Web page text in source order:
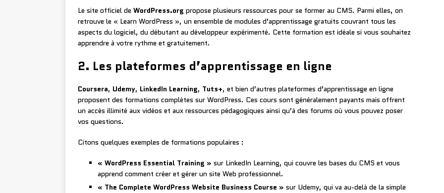
Le site officiel de WordPress.org propose plusieurs ressources pour se former au CMS. Parmi elles, on
retrouve le « Learn WordPress », un ensemble de modules d’apprentissage gratuits couvrant tous les
aspects du logiciel, du débutant au développeur expérimenté. Cette formation est idéale si vous souhaitez
apprendre à votre rythme et gratuitement.
2. Les plateformes d’apprentissage en ligne
Coursera, Udemy, LinkedIn Learning, Tuts+, et bien d’autres plateformes d’apprentissage en ligne
proposent des formations complètes sur WordPress. Ces cours sont généralement payants mais offrent
un accès illimité aux vidéos et aux ressources pédagogiques ainsi qu’à des forums où vous pouvez poser
vos questions.
Citons quelques exemples de formations populaires :
« WordPress Essential Training » sur LinkedIn Learning, qui couvre les bases du CMS et vous
apprend comment créer et gérer un site Web professionnel.
« The Complete WordPress Website Business Course » sur Udemy, qui va au-delà de la simple